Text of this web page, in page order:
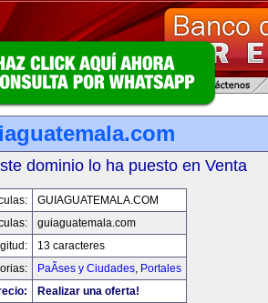
dominio lo ha puesto en Venta
GUIAGUATEMALA.COM
guiaguatemala.com
13 caracteres
PaÃ­ses y Ciudades, Portales
Realizar una oferta!